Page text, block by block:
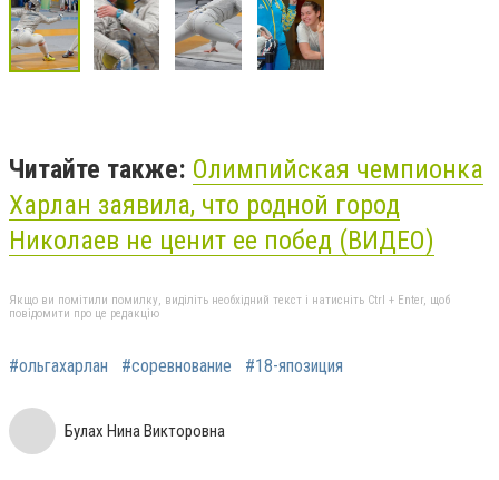
Читайте также: Олимпийская чемпионка
Харлан заявила, что родной город
Николаев не ценит ее побед (ВИДЕО)
Якщо ви помітили помилку, виділіть необхідний текст і натисніть Ctrl + Enter, щоб
повідомити про це редакцію
#ольгахарлан #соревнование #18-япозиция
Булах Нина Викторовна